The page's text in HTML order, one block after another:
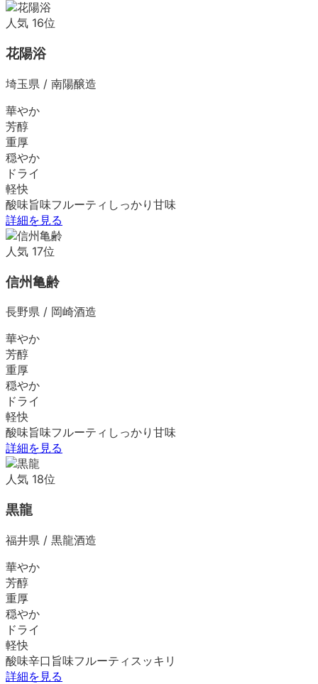
人気 16位
花陽浴
埼玉県 / 南陽醸造
華やか
芳醇
重厚
穏やか
ドライ
軽快
酸味旨味フルーティ しっかり 甘味
詳細を見る
人気 17位
信州亀齢
長野県 / 岡崎酒造
華やか
芳醇
重厚
穏やか
ドライ
軽快
酸味旨味フルーティ しっかり 甘味
詳細を見る
人気 18位
黒龍
福井県 / 黒龍酒造
華やか
芳醇
重厚
穏やか
ドライ
軽快
酸味辛口 旨味フルーティ スッキリ
詳細を見る